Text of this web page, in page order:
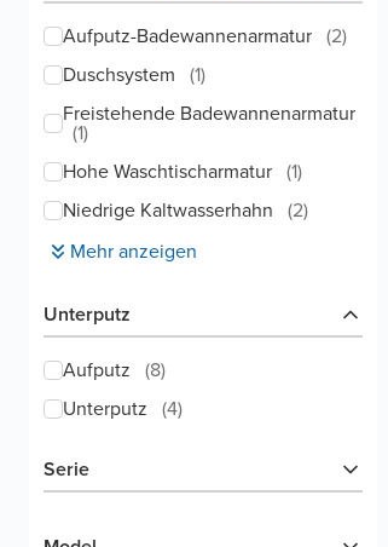
Aufputz-Badewannenarmatur (2)
Duschsystem (1)
Freistehende Badewannenarmatur
(1)
Hohe Waschtischarmatur (1)
Niedrige Kaltwasserhahn (2)
Mehr anzeigen
Unterputz
Aufputz (8)
Unterputz (4)
Serie